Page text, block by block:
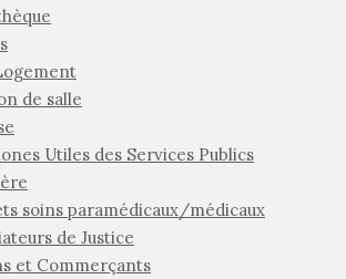
de salle
Utiles des Services Publics
soins paramédicaux/médicaux
de Justice
et Commerçants